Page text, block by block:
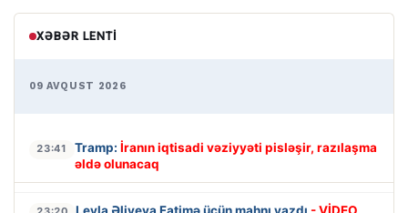
XƏBƏR LENTI
09 AVQUST 2026
23:41 Tramp: İranın iqtisadi vəziyyəti pisləşir, razılaşma
əldə olunacaq